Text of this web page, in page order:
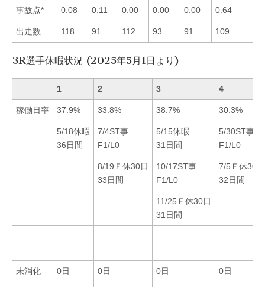
事故点* 0.08 0.11 0.00 0.00 0.00 0.64
出走数 118 91 112 93 91 109
3R選手休暇状況 (2025年5月1日より)
1 2 3 4
稼働日率 37.9% 33.8% 38.7% 30.3%
5/18休暇
36日間
7/4ST事
F1/L0
5/15休暇
31日間
5/30ST事
F1/L0
8/19Ｆ休30日
33日間
10/17ST事
F1/L0
7/5Ｆ休30日
32日間
11/25Ｆ休30日
31日間
未消化 0日 0日 0日 0日